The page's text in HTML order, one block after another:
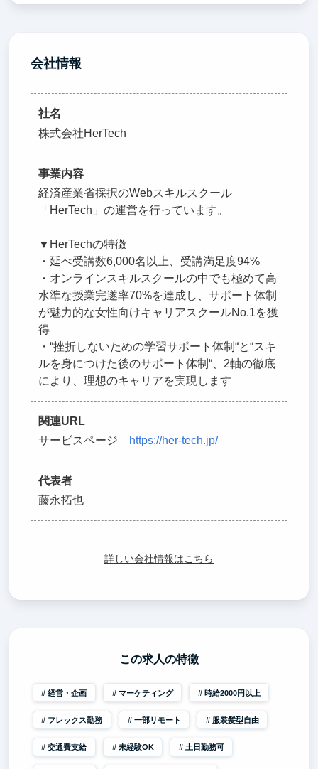
会社情報
社名
株式会社HerTech
事業内容
経済産業省採択のWebスキルスクール
「HerTech」の運営を行っています。
▼HerTechの特徴
・延べ受講数6,000名以上、受講満足度94%
・オンラインスキルスクールの中でも極めて高
水準な授業完遂率70%を達成し、サポート体制
が魅力的な女性向けキャリアスクールNo.1を獲
得
・“挫折しないための学習サポート体制“と“スキ
ルを身につけた後のサポート体制“、2軸の徹底
により、理想のキャリアを実現します
関連URL
サービスページ
https://her-tech.jp/
代表者
藤永拓也
詳しい会社情報はこちら
この求人の特徴
経営・企画 マーケティング 時給2000円以上
フレックス勤務 一部リモート 服装髪型自由
交通費支給 未経験OK 土日勤務可